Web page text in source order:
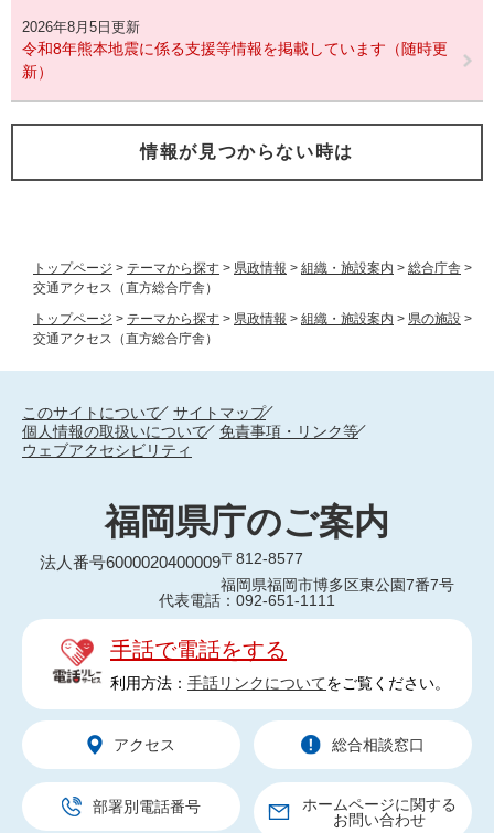
トップページ > テーマから探す > 県政情報 > 組織・施設案内 > 総合庁舎 >
交通アクセス（直方総合庁舎）
トップページ > テーマから探す > 県政情報 > 組織・施設案内 > 県の施設 >
交通アクセス（直方総合庁舎）
2026年8月5日更新
令和8年熊本地震に係る支援等情報を掲載しています（随時更
新）
情報が見つからない時は
このサイトについて
サイトマップ
個人情報の取扱いについて
免責事項・リンク等
ウェブアクセシビリティ
福岡県庁のご案内
法人番号6000020400009〒812-8577
福岡県福岡市博多区東公園7番7号
代表電話：092-651-1111
手話で電話をする
利用方法： 手話リンクについてをご覧ください。
アクセス 総合相談窓口
部署別電話番号
ホームページに関する
お問い合わせ